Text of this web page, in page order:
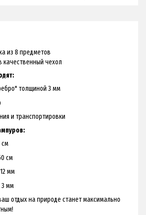
из 8 предметов
чехол
толщиной 3 мм
и транспортировки
см
см
мм
3 мм
отдых на природе станет максимально